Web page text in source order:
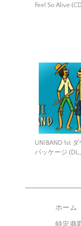
Feel So Alive
UNIBAND 1st
パッケージ
ホーム